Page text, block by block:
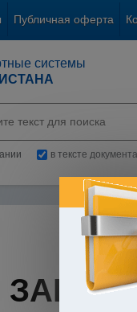
Публичная оферта
системы
в тексте документа